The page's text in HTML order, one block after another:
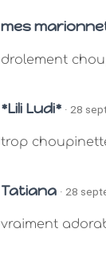
mes
drolement
*Lili Ludi* · 28
trop
Tatiana · 28
vraiment